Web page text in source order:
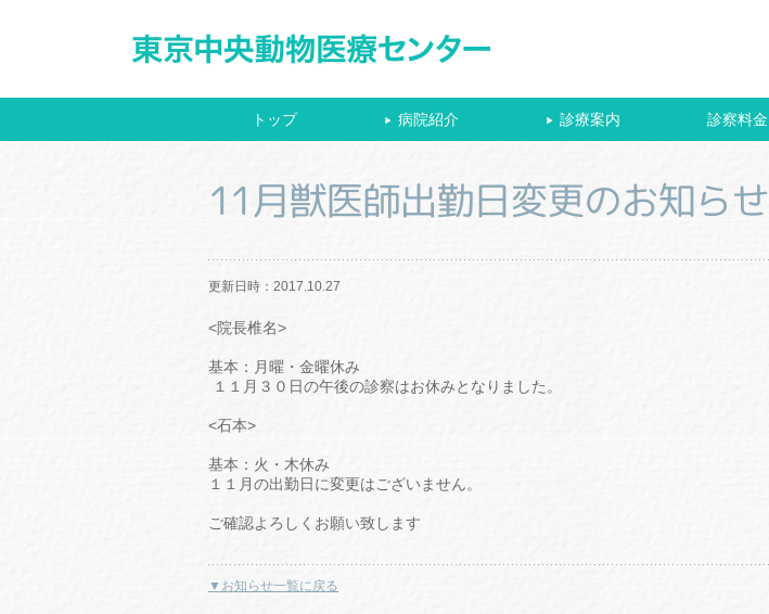
トップ ▶ 病院紹介 ▶ 診療案内 診察料金
11月獣医師出勤日変更のお知らせ
更新日時：2017.10.27
<院長椎名>
基本：月曜・金曜休み
１１月３０日の午後の診察はお休みとなりました。
<石本>
基本：火・木休み
１１月の出勤日に変更はございません。
ご確認よろしくお願い致します
▼お知らせ一覧に戻る